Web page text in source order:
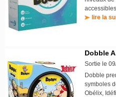
lire la
Dobble
Sortie le
Dobble
symboles
Obélix,